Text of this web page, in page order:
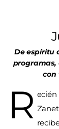
De espíritu
programas,
con
R ecién